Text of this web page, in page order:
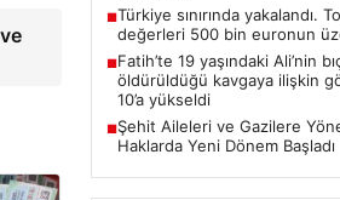
■Türkiye sınırında yakalandı.
değerleri 500 bin euronun
■Fatih’te 19 yaşındaki Ali’nin
öldürüldüğü kavgaya ilişkin
10’a yükseldi
■Şehit Aileleri ve Gazilere
Haklarda Yeni Dönem Başladı